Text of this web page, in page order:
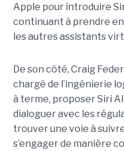
Apple pour introduire
continuant à prendre
les autres assistants
De son côté, Craig
chargé de l’ingénierie
à terme, proposer Siri
dialoguer avec les
trouver une voie à
s’engager de manière